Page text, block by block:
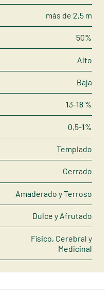
más de 2,5 m
50%
Alto
Baja
13-18 %
0,5-1%
Templado
Cerrado
Amaderado y Terroso
Dulce y Afrutado
Físico, Cerebral y
Medicinal